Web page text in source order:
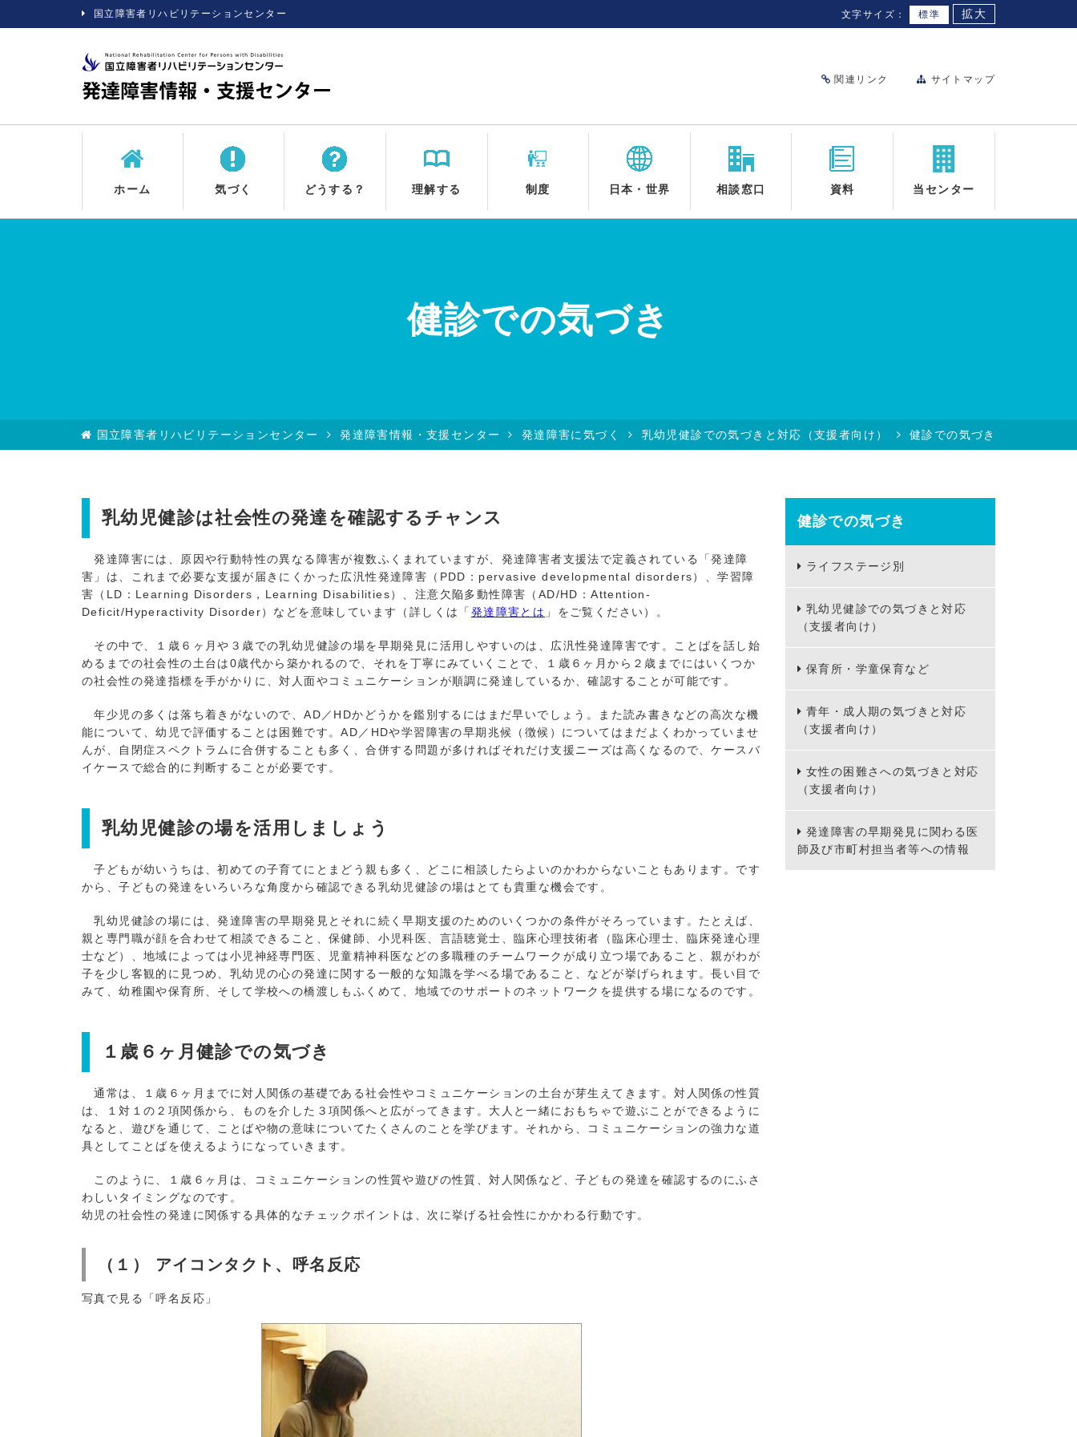
国立障害者リハビリテーションセンター 文字サイズ： 標準 拡大
関連リンク サイトマップ
ホーム 気づく どうする？ 理解する 制度 日本・世界 相談窓口 資料 当センター
健診での気づき
国立障害者リハビリテーションセンター 発達障害情報・支援センター 発達障害に気づく 乳幼児健診での気づきと対応（支援者向け） 健診での気づき
乳幼児健診は社会性の発達を確認するチャンス
発達障害には、原因や行動特性の異なる障害が複数ふくまれていますが、発達障害者支援法で定義されている「発達障
害」は、これまで必要な支援が届きにくかった広汎性発達障害（PDD：pervasive developmental disorders）、学習障
害（LD：Learning Disorders，Learning Disabilities）、注意欠陥多動性障害（AD/HD：Attention-
Deficit/Hyperactivity Disorder）などを意味しています（詳しくは「 発達障害とは 」をご覧ください）。
その中で、１歳６ヶ月や３歳での乳幼児健診の場を早期発見に活用しやすいのは、広汎性発達障害です。ことばを話し始
めるまでの社会性の土台は0歳代から築かれるので、それを丁寧にみていくことで、１歳６ヶ月から２歳までにはいくつか
の社会性の発達指標を手がかりに、対人面やコミュニケーションが順調に発達しているか、確認することが可能です。
年少児の多くは落ち着きがないので、AD／HDかどうかを鑑別するにはまだ早いでしょう。また読み書きなどの高次な機
能について、幼児で評価することは困難です。AD／HDや学習障害の早期兆候（徴候）についてはまだよくわかっていませ
んが、自閉症スペクトラムに合併することも多く、合併する問題が多ければそれだけ支援ニーズは高くなるので、ケースバ
イケースで総合的に判断することが必要です。
乳幼児健診の場を活用しましょう
子どもが幼いうちは、初めての子育てにとまどう親も多く、どこに相談したらよいのかわからないこともあります。です
から、子どもの発達をいろいろな角度から確認できる乳幼児健診の場はとても貴重な機会です。
乳幼児健診の場には、発達障害の早期発見とそれに続く早期支援のためのいくつかの条件がそろっています。たとえば、
親と専門職が顔を合わせて相談できること、保健師、小児科医、言語聴覚士、臨床心理技術者（臨床心理士、臨床発達心理
士など）、地域によっては小児神経専門医、児童精神科医などの多職種のチームワークが成り立つ場であること、親がわが
子を少し客観的に見つめ、乳幼児の心の発達に関する一般的な知識を学べる場であること、などが挙げられます。長い目で
みて、幼稚園や保育所、そして学校への橋渡しもふくめて、地域でのサポートのネットワークを提供する場になるのです。
１歳６ヶ月健診での気づき
通常は、１歳６ヶ月までに対人関係の基礎である社会性やコミュニケーションの土台が芽生えてきます。対人関係の性質
は、１対１の２項関係から、ものを介した３項関係へと広がってきます。大人と一緒におもちゃで遊ぶことができるように
なると、遊びを通じて、ことばや物の意味についてたくさんのことを学びます。それから、コミュニケーションの強力な道
具としてことばを使えるようになっていきます。
このように、１歳６ヶ月は、コミュニケーションの性質や遊びの性質、対人関係など、子どもの発達を確認するのにふさ
わしいタイミングなのです。
幼児の社会性の発達に関係する具体的なチェックポイントは、次に挙げる社会性にかかわる行動です。
（１） アイコンタクト、呼名反応
写真で見る「呼名反応」
健診での気づき
ライフステージ別
乳幼児健診での気づきと対応
（支援者向け）
保育所・学童保育など
青年・成人期の気づきと対応
（支援者向け）
女性の困難さへの気づきと対応
（支援者向け）
発達障害の早期発見に関わる医
師及び市町村担当者等への情報